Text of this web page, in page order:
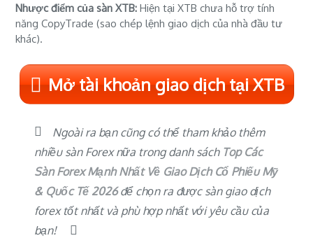
Nhược điểm của sàn XTB: Hiện tại XTB chưa hỗ trợ tính
năng CopyTrade (sao chép lệnh giao dịch của nhà đầu tư
khác).
Mở tài khoản giao dịch tại XTB
Ngoài ra bạn cũng có thể tham khảo thêm
nhiều sàn Forex nữa trong danh sách Top Các
Sàn Forex Mạnh Nhất Về Giao Dịch Cổ Phiếu Mỹ
& Quốc Tế 2026để chọn ra được sàn giao dịch
forex tốt nhấtvà phù hợp nhất với yêu cầu của
bạn!